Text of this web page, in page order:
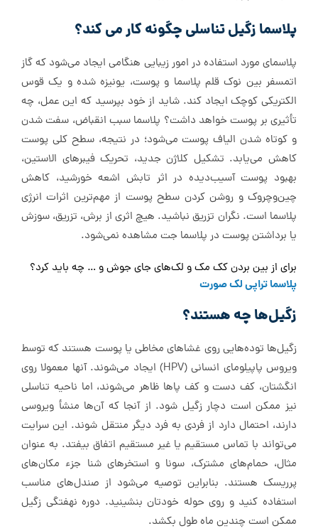
پلاسما زگیل تناسلی چگونه کار می کند؟
پلاسمای مورد استفاده در امور زیبایی هنگامی ایجاد می‌شود که گاز
اتمسفر بین نوک قلم پلاسما و پوست، یونیزه شده و یک قوس
الکتریکی کوچک ایجاد کند. شاید از خود بپرسید که این عمل، چه
تأثیری بر پوست خواهد داشت؟ پلاسما سبب انقباض، سفت شدن
و کوتاه شدن الیاف پوست می‌شود؛ در نتیجه، سطح کلی پوست
کاهش می‌یابد. تشکیل کلاژن جدید، تحریک فیبرهای الاستین،
بهبود پوست آسیب‌دیده در اثر تابش اشعه خورشید، کاهش
چین‌و‌چروک و روشن کردن سطح پوست از مهم‌ترین اثرات انرژی
پلاسما است. نگران تزریق نباشید. هیچ اثری از برش، تزریق، سوزش
یا برداشتن پوست در پلاسما جت مشاهده نمی‌شود.
برای از بین بردن کک مک و لک‌های جای جوش و … چه باید کرد؟
پلاسما تراپی لک صورت
زگیل‌ها چه هستند؟
زگیل‌ها توده‌هایی روی غشاهای مخاطی یا پوست هستند که توسط
ویروس پاپیلومای انسانی (HPV) ایجاد می‌شوند. آنها معمولا روی
انگشتان، کف دست و کف پاها ظاهر می‌شوند، اما ناحیه تناسلی
نیز ممکن است دچار زگیل شود. از آنجا که آن‌ها منشأ ویروسی
دارند، احتمال دارد از فردی به فرد دیگر منتقل شوند. این سرایت
می‌تواند با تماس مستقیم یا غیر مستقیم اتفاق بیفتد. به عنوان
مثال، حمام‌های مشترک، سونا و استخرهای شنا جزء مکان‌های
پرریسک هستند. بنابراین توصیه می‌شود از صندل‌های مناسب
استفاده کنید و روی حوله خودتان بنشینید. دوره نهفتگی زگیل
ممکن است چندین ماه طول بکشد.